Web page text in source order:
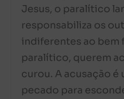
Jesus, o paralítico
responsabiliza os
indiferentes ao bem
paralítico, querem
curou. A acusação é
pecado para